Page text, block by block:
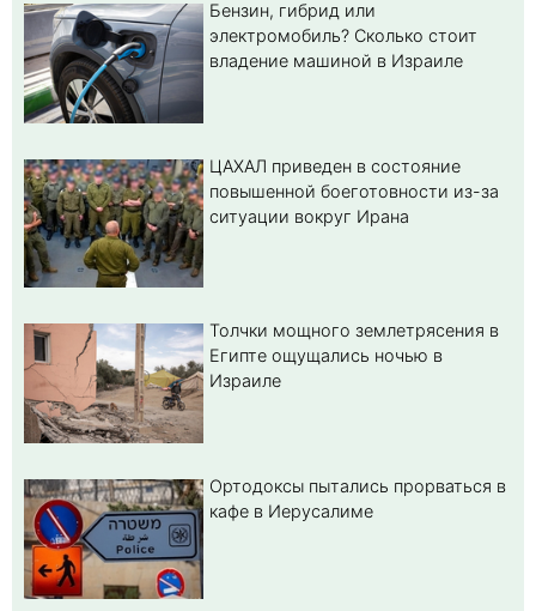
Бензин, гибрид или
электромобиль? Cколько стоит
владение машиной в Израиле
ЦАХАЛ приведен в состояние
повышенной боеготовности из-за
ситуации вокруг Ирана
Толчки мощного землетрясения в
Египте ощущались ночью в
Израиле
Ортодоксы пытались прорваться в
кафе в Иерусалиме